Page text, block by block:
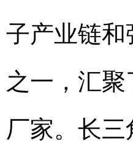
子产业链
之一，汇
厂家。长